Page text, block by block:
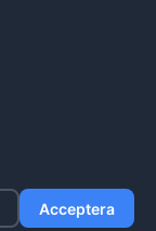
Acceptera